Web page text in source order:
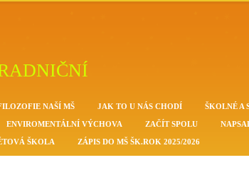
NAŠÍ MŠ JAK TO U NÁS CHODÍ ŠKOLNÉ A
ENVIROMENTÁLNÍ VÝCHOVA ZAČÍT SPOLU
ŠKOLA ZÁPIS DO MŠ ŠK.ROK 2025/2026